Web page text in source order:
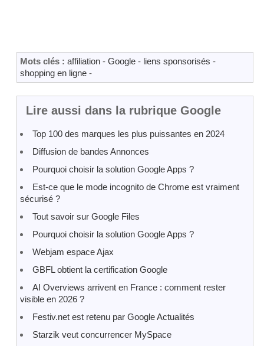
Mots clés : affiliation - Google - liens sponsorisés -
shopping en ligne -
Lire aussi dans la rubrique Google
Top 100 des marques les plus puissantes en 2024
Diffusion de bandes Annonces
Pourquoi choisir la solution Google Apps ?
Est-ce que le mode incognito de Chrome est vraiment
sécurisé ?
Tout savoir sur Google Files
Pourquoi choisir la solution Google Apps ?
Webjam espace Ajax
GBFL obtient la certification Google
AI Overviews arrivent en France : comment rester
visible en 2026 ?
Festiv.net est retenu par Google Actualités
Starzik veut concurrencer MySpace